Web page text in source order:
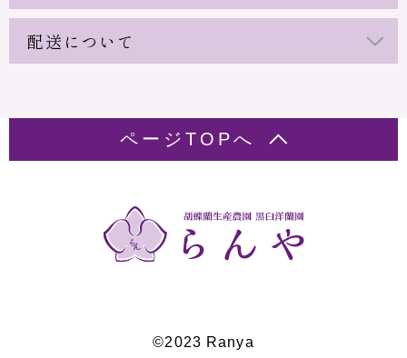
配送について
ページTOPへ
©2023 Ranya